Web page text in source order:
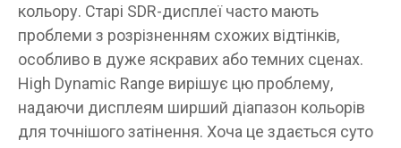
кольору. Старі SDR-дисплеї часто мають
проблеми з розрізненням схожих відтінків,
особливо в дуже яскравих або темних сценах.
High Dynamic Range вирішує цю проблему,
надаючи дисплеям ширший діапазон кольорів
для точнішого затінення. Хоча це здається суто